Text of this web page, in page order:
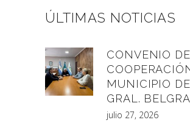
ÚLTIMAS NOTICIAS
CONVENIO DE
MUNICIPIO DE
GRAL.
julio 27, 2026